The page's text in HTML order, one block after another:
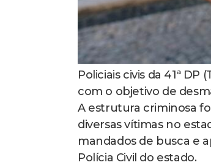
Policiais civis da 41ª
com o objetivo de
A estrutura criminosa
diversas vítimas no
mandados de busca e
Polícia Civil do estado.